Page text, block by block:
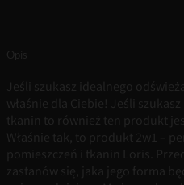
Opis
Jeśli szukasz idealnego
właśnie dla Ciebie! Jeśli
tkanin to również ten produkt
Właśnie tak, to produkt 2w1 –
pomieszczeń i tkanin Loris.
zastanów się, jaka jego forma